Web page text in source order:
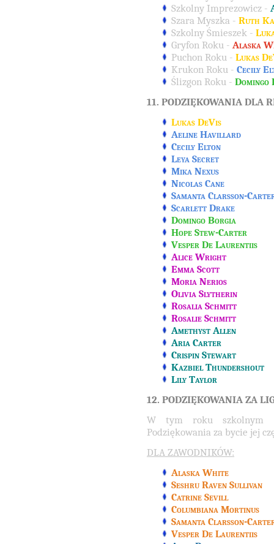
Szkolny Imprezowicz -
Szara Myszka - Ruth
Szkolny Śmieszek -
Gryfon Roku - Alaska
Puchon Roku - Lukas
Krukon Roku - Cecily
Ślizgon Roku - Domingo
11. PODZIĘKOWANIA DLA
Lukas DeVis
Aeline Havillard
Cecily Elton
Leya Secret
Mika Nexus
Nicolas Cane
Samanta Clarsson-
Scarlett Drake
Domingo Borgia
Hope Stew-Carter
Vesper De Laurentiis
Alice Wright
Emma Scott
Moria Nerios
Olivia Slytherin
Rosalia Schmitt
Rosalie Schmitt
Amethyst Allen
Aria Carter
Crispin Stewart
Kazbiel Thundershout
Lily Taylor
12. PODZIĘKOWANIA ZA
W tym roku szkolnym
Podziękowania za bycie jej
DLA ZAWODNIKÓW:
Alaska White
Seshru Raven Sullivan
Catrine Sevill
Columbiana Mortinus
Samanta Clarsson-
Vesper De Laurentiis